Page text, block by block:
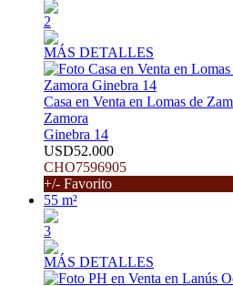
2
MÁS DETALLES
Casa en Venta en Lomas de
Zamora
Ginebra 14
USD52.000
CHO7596905
+/- Favorito
55 m²
3
MÁS DETALLES